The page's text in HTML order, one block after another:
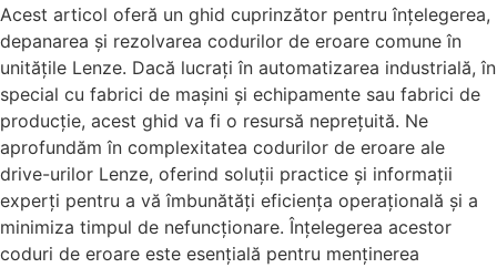
Acest articol oferă un ghid cuprinzător pentru înțelegerea,
depanarea și rezolvarea codurilor de eroare comune în
unitățile Lenze. Dacă lucrați în automatizarea industrială, în
special cu fabrici de mașini și echipamente sau fabrici de
producție, acest ghid va fi o resursă neprețuită. Ne
aprofundăm în complexitatea codurilor de eroare ale
drive-urilor Lenze, oferind soluții practice și informații
experți pentru a vă îmbunătăți eficiența operațională și a
minimiza timpul de nefuncționare. Înțelegerea acestor
coduri de eroare este esențială pentru menținerea